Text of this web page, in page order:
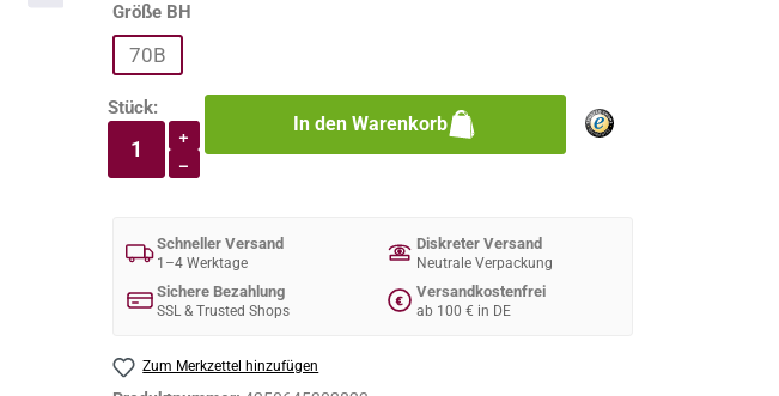
Größe BH
70B
Produkt Anzahl: Gib den gewünschten Wert ein
Stück:
+
−
In den Warenkorb
Schneller Versand
1–4 Werktage
Diskreter Versand
Neutrale Verpackung
Sichere Bezahlung
SSL & Trusted Shops
€
Versandkostenfrei
ab 100 € in DE
Zum Merkzettel hinzufügen